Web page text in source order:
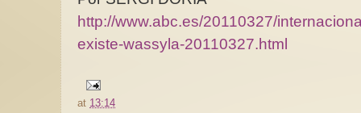
http://www.abc.es/20110327/
existe-wassyla-20110327.html
at 13:14